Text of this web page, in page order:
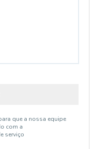
que a nossa equipe
com a
serviço